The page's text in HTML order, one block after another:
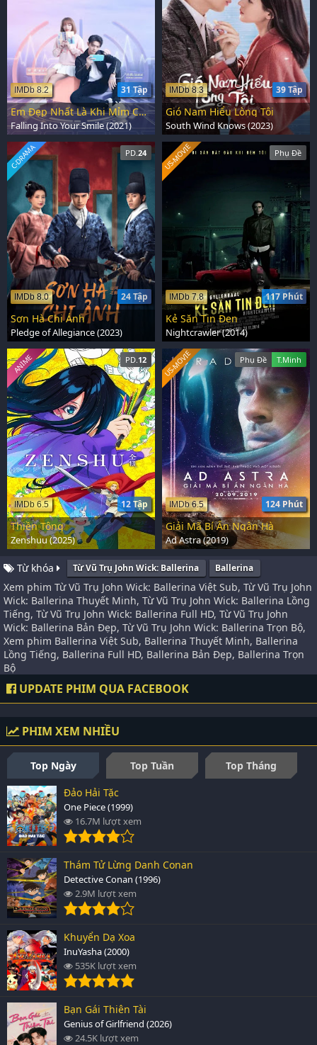
31 Tập
IMDb 8.2
Em Đẹp Nhất Là Khi Mỉm Cười
Falling Into Your Smile (2021)
39 Tập
IMDb 8.3
Gió Nam Hiểu Lòng Tôi
South Wind Knows (2023)
PD.24
24 Tập
IMDb 8.0
C-DRAMA
Sơn Hà Chi Ảnh
Pledge of Allegiance (2023)
Phụ Đề
117 Phút
IMDb 7.8
US-MOVIE
Kẻ Săn Tin Đen
Nightcrawler (2014)
PD.12
12 Tập
IMDb 6.5
ANIME
Thiền Tông
Zenshuu (2025)
Phụ Đề T.Minh
124 Phút
IMDb 6.5
US-MOVIE
Giải Mã Bí Ẩn Ngân Hà
Ad Astra (2019)
Từ khóa Từ Vũ Trụ John Wick: Ballerina Ballerina
Xem phim Từ Vũ Trụ John Wick: Ballerina Việt Sub, Từ Vũ Trụ John
Wick: Ballerina Thuyết Minh, Từ Vũ Trụ John Wick: Ballerina Lồng
Tiếng, Từ Vũ Trụ John Wick: Ballerina Full HD, Từ Vũ Trụ John
Wick: Ballerina Bản Đẹp, Từ Vũ Trụ John Wick: Ballerina Trọn Bộ,
Xem phim Ballerina Việt Sub, Ballerina Thuyết Minh, Ballerina
Lồng Tiếng, Ballerina Full HD, Ballerina Bản Đẹp, Ballerina Trọn
Bộ
UPDATE PHIM QUA FACEBOOK
PHIM XEM NHIỀU
Top Ngày Top Tuần
Top Tháng
Đảo Hải Tặc
One Piece (1999)
16.7M lượt xem
Thám Tử Lừng Danh Conan
Detective Conan (1996)
2.9M lượt xem
Khuyển Dạ Xoa
InuYasha (2000)
535K lượt xem
Bạn Gái Thiên Tài
Genius of Girlfriend (2026)
24.5K lượt xem